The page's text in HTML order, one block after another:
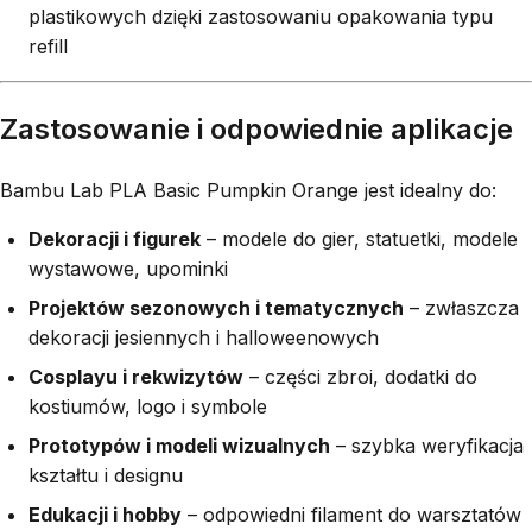
plastikowych dzięki zastosowaniu opakowania typu
refill
Zastosowanie i odpowiednie aplikacje
Bambu Lab PLA Basic Pumpkin Orange jest idealny do:
Dekoracji i figurek – modele do gier, statuetki, modele
wystawowe, upominki
Projektów sezonowych i tematycznych – zwłaszcza
dekoracji jesiennych i halloweenowych
Cosplayu i rekwizytów – części zbroi, dodatki do
kostiumów, logo i symbole
Prototypów i modeli wizualnych – szybka weryfikacja
kształtu i designu
Edukacji i hobby – odpowiedni filament do warsztatów